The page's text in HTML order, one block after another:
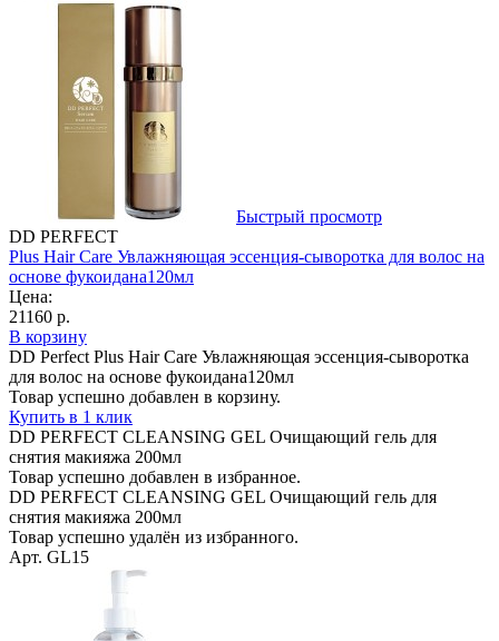
Быстрый просмотр
DD PERFECT
Plus Hair Care Увлажняющая эссенция-cыворотка для волос на
основе фукоидана120мл
Цена:
21160 р.
В корзину
DD Perfect Plus Hair Care Увлажняющая эссенция-cыворотка
для волос на основе фукоидана120мл
Товар успешно добавлен в корзину.
Купить в 1 клик
DD PERFECT CLEANSING GEL Очищающий гель для
снятия макияжа 200мл
Товар успешно добавлен в избранное.
DD PERFECT CLEANSING GEL Очищающий гель для
снятия макияжа 200мл
Товар успешно удалён из избранного.
Арт. GL15